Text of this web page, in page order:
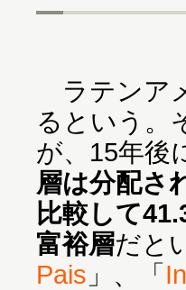
ラテンア
るという。
が、15年後
層は分配さ
比較して
富裕層だと
Pais 」、「